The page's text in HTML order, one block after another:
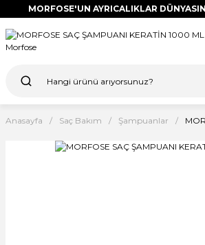
MORFOSE'UN AYRICALIKLAR
Anasayfa Saç Bakım Şampuanlar